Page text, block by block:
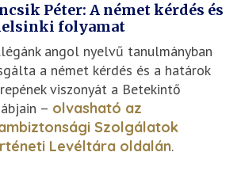
Péter: A német kérdés és
folyamat
angol nyelvű tanulmányban
a német kérdés és a határok
viszonyát a Betekintő
– olvasható az
Szolgálatok
Levéltára oldalán.